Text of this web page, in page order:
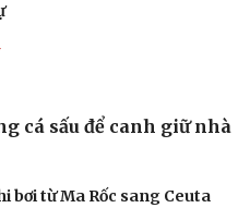
Podcast
cá sấu để canh giữ nhà
bơi từ Ma Rốc sang Ceuta